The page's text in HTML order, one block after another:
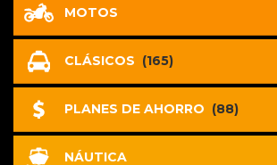
MOTOS
CLÁSICOS (165)
PLANES DE AHORRO (88)
NÁUTICA